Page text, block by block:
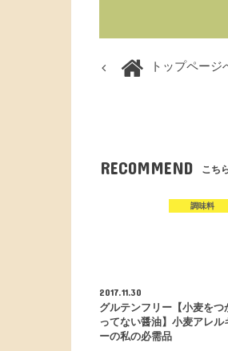
トップページ
RECOMMEND こち
調味料
2017.11.30
グルテンフリー【小麦をつ
ってない醤油】小麦アレル
ーの私の必需品